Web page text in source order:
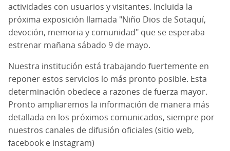
actividades con usuarios y visitantes. Incluida la
próxima exposición llamada "Niño Dios de Sotaquí,
devoción, memoria y comunidad" que se esperaba
estrenar mañana sábado 9 de mayo.
Nuestra institución está trabajando fuertemente en
reponer estos servicios lo más pronto posible. Esta
determinación obedece a razones de fuerza mayor.
Pronto ampliaremos la información de manera más
detallada en los próximos comunicados, siempre por
nuestros canales de difusión oficiales (sitio web,
facebook e instagram)